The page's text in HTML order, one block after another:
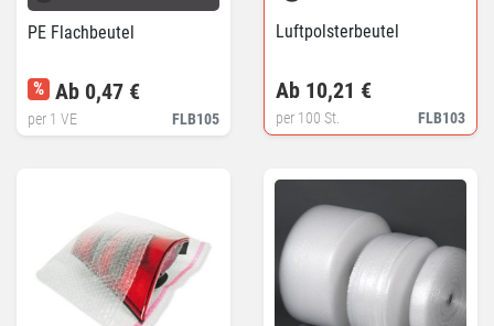
PE Flachbeutel
FLB105
% Ab 0,47 €
per 1 VE
Luftpolsterbeutel
FLB103
Ab 10,21 €
per 100 St.